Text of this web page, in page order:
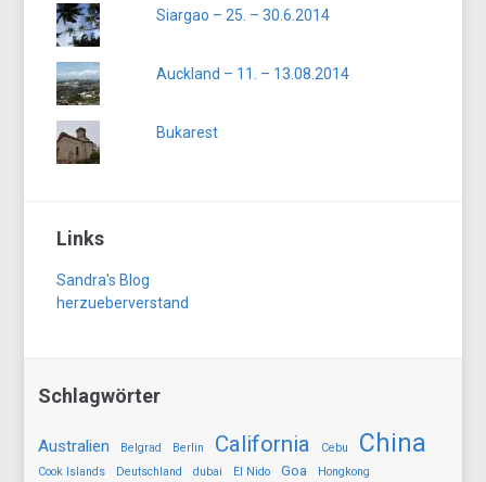
Siargao – 25. – 30.6.2014
Auckland – 11. – 13.08.2014
Bukarest
Links
Sandra's Blog
herzueberverstand
Schlagwörter
Australien Belgrad Berlin California Cebu China
Cook Islands Deutschland dubai El Nido Goa Hongkong